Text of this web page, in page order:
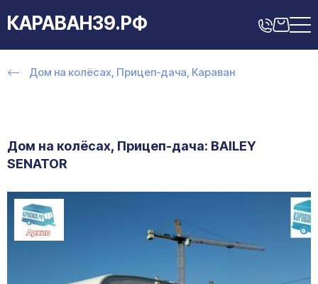
КАРАВАН39.РФ
Дом на колёсах, Прицеп-дача, Караван
Дом на колёсах, Прицеп-дача: BAILEY
SENATOR